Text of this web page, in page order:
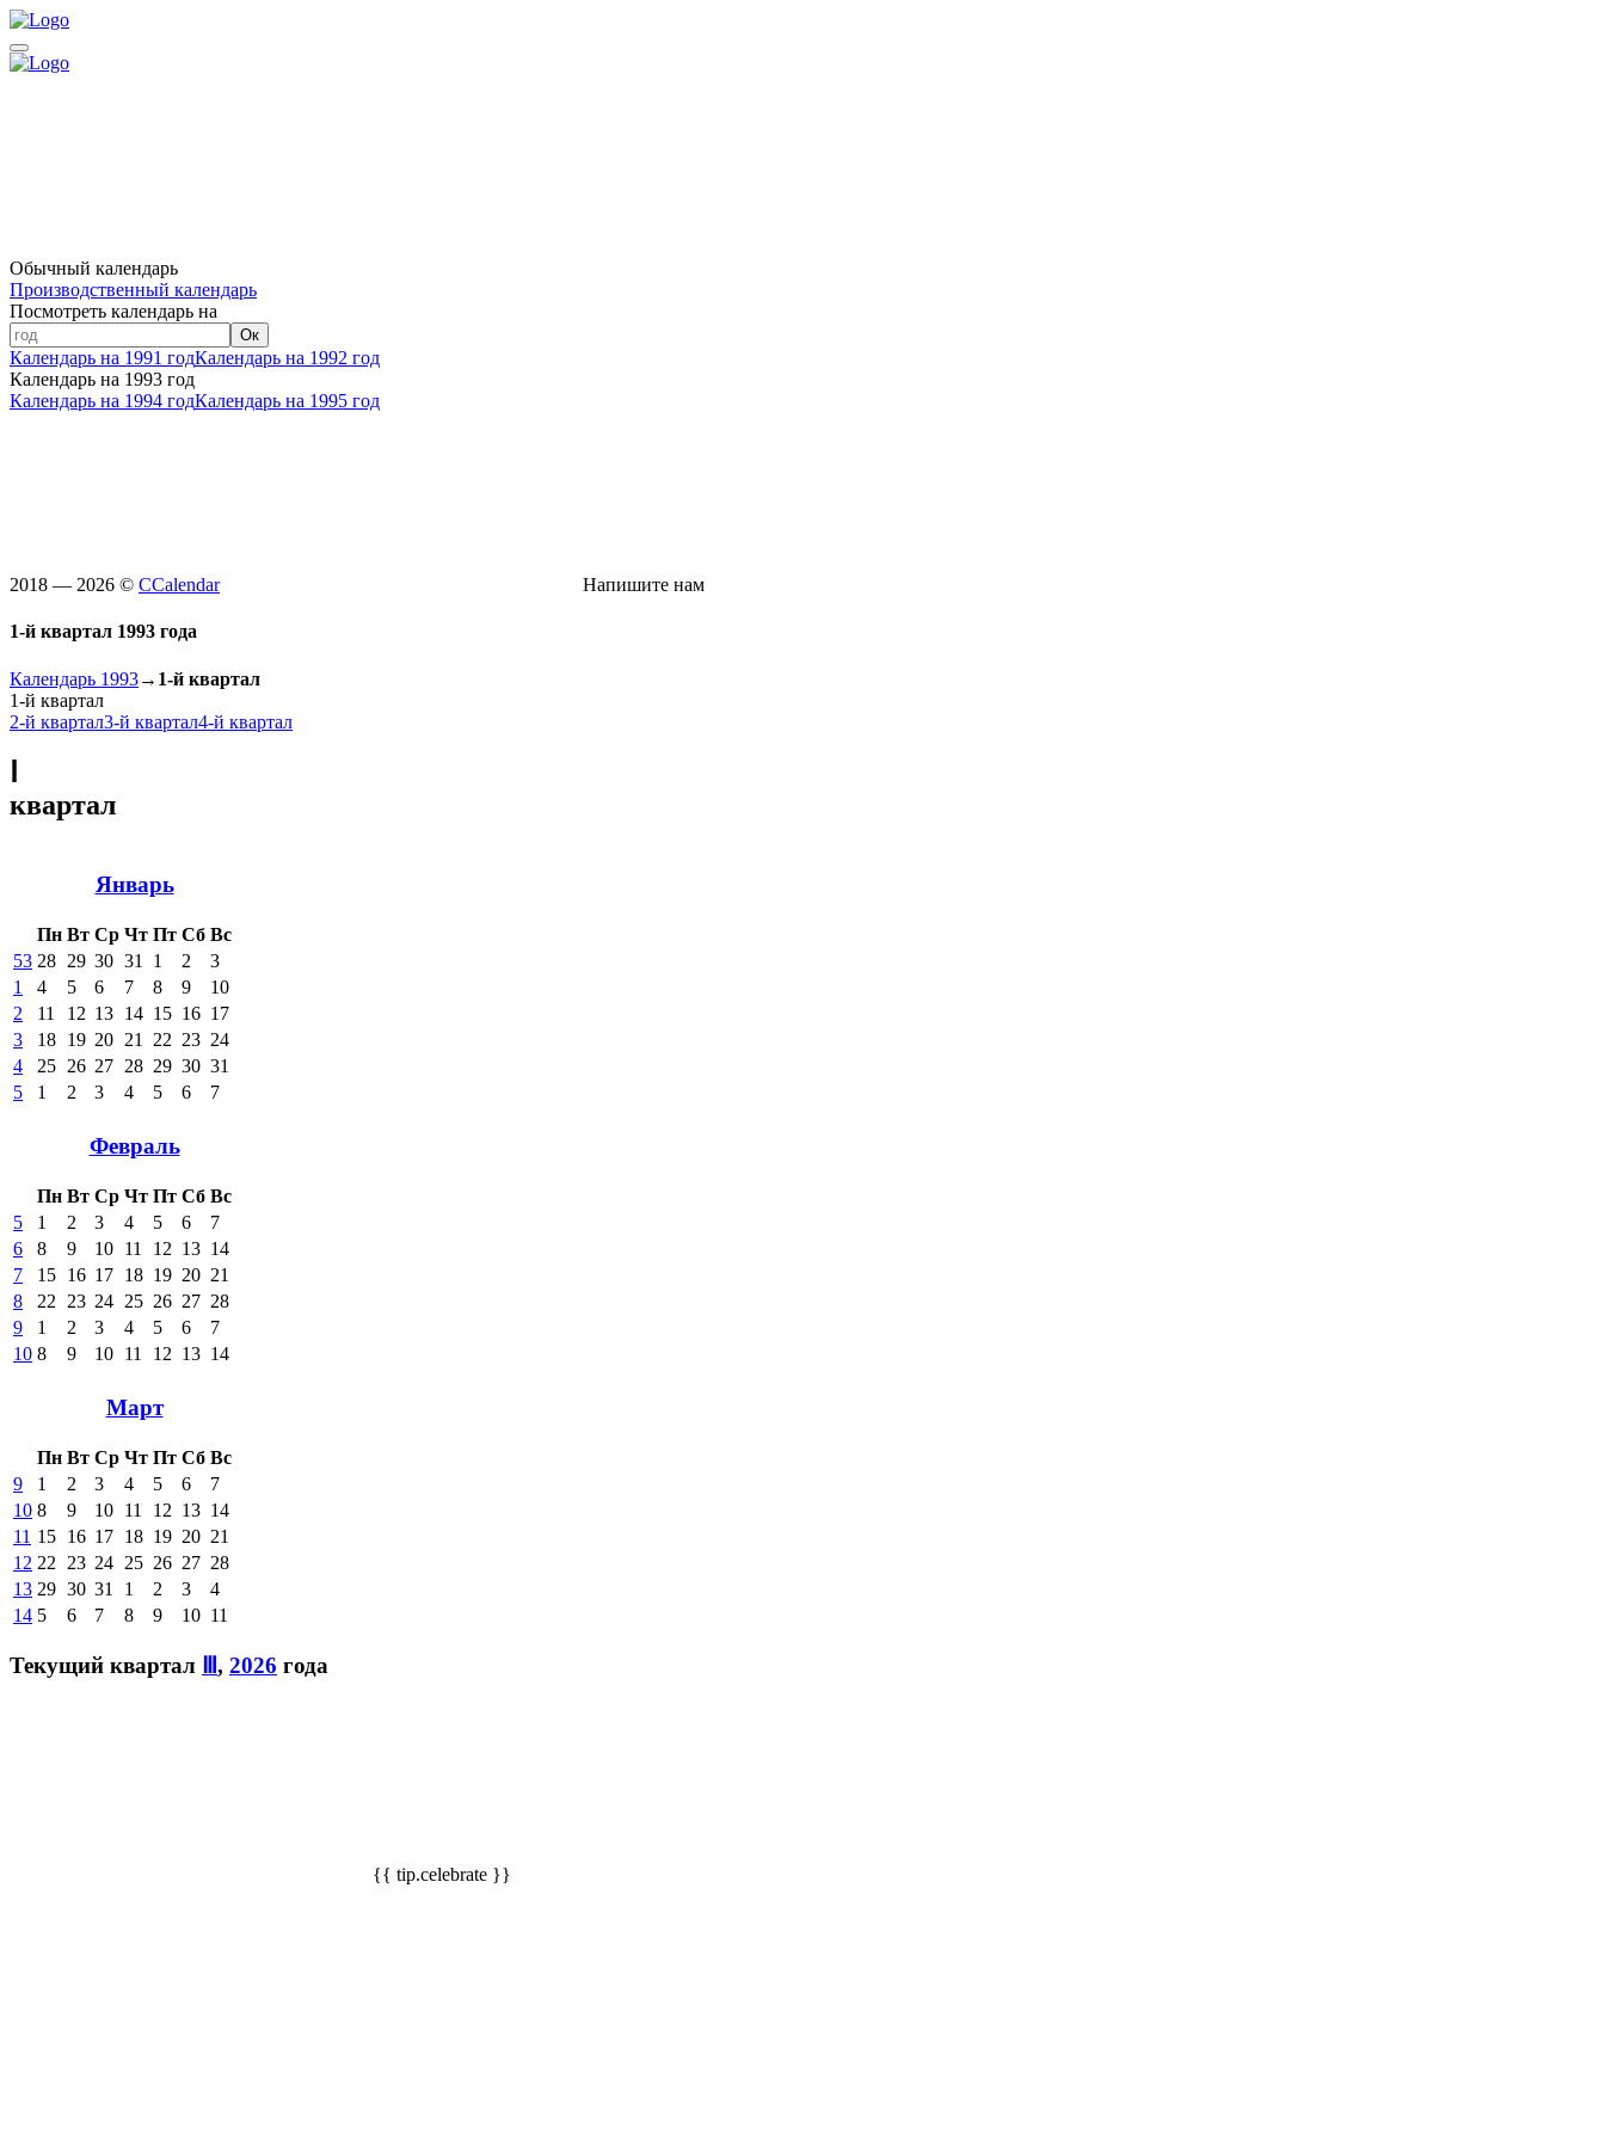
Обычный календарь
Производственный календарь
Посмотреть календарь на
Ок
Календарь на 1991 годКалендарь на 1992 год
Календарь на 1993 год
Календарь на 1994 годКалендарь на 1995 год
2018 — 2026 © CCalendar Напишите нам
1-й квартал 1993 года
Календарь 1993→ 1-й квартал
1-й квартал
2-й квартал3-й квартал4-й квартал
квартал
Январь
Пн Вт Ср Чт Пт Сб Вс
53 28 29 30 31 1 2
3
1
4 5 6 7 8 9
10
2
11 12 13 14 15 16 17
3
18 19 20 21 22 23 24
4
25 26 27 28 29 30 31
5
1 2 3 4 5 6 7
Февраль
Пн Вт Ср Чт Пт Сб Вс
5
1 2 3 4 5 6
7
6
8 9 10 11 12 13 14
7
15 16 17 18 19 20 21
8
22 23 24 25 26 27 28
9
1 2 3 4 5 6
7
10 8 9 10 11 12 13 14
Март
Пн Вт Ср Чт Пт Сб Вс
9
1 2 3 4 5 6
7
10 8 9 10 11 12 13 14
11 15 16 17 18 19 20 21
12 22 23 24 25 26 27 28
13 29 30 31 1 2 3
4
14 5 6 7 8 9 10 11
Текущий квартал , 2026 года
{{ tip.celebrate }}